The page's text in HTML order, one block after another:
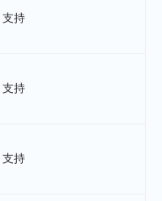
支持
支持
支持